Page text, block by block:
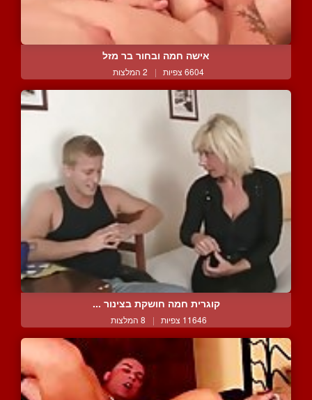
אישה חמה ובחור בר מזל
6604 צפיות | 2 המלצות
קוגרית חמה חושקת בצינור ...
11646 צפיות | 8 המלצות